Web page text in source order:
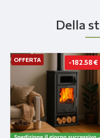
Della
OFFERTA -182.58 €